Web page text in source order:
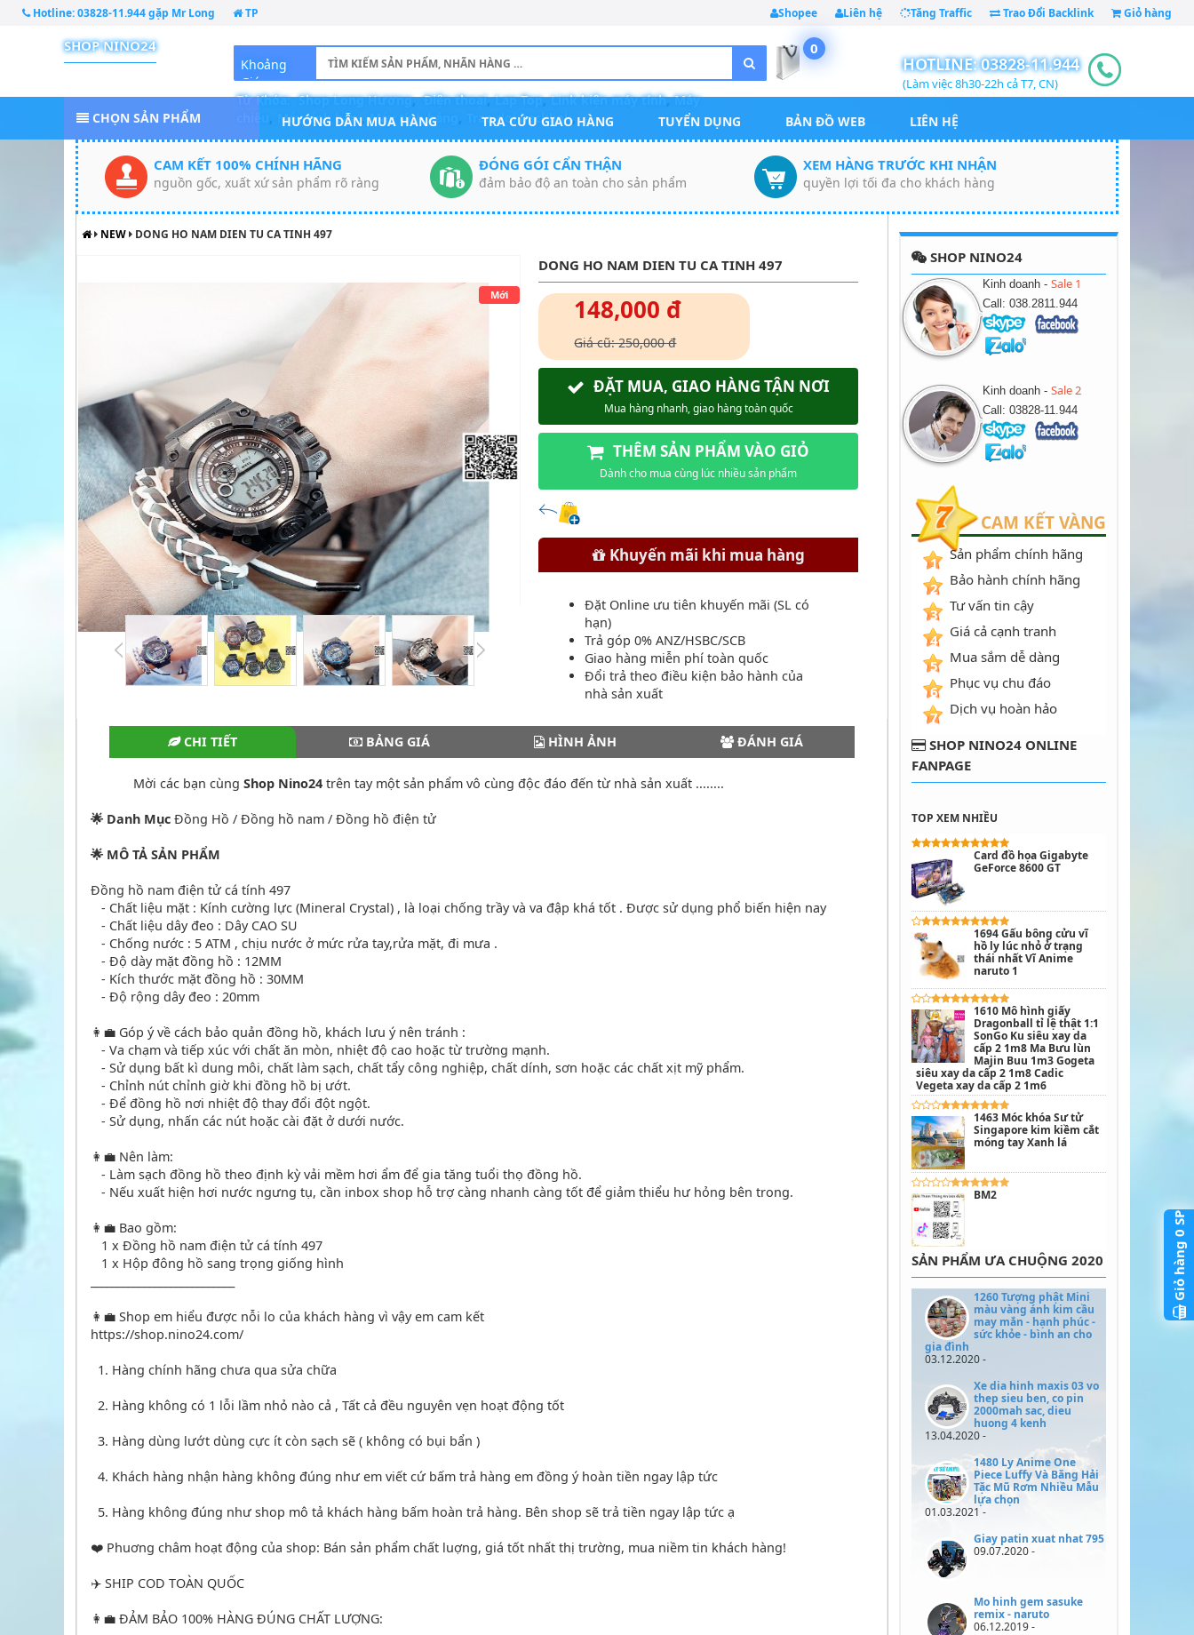
Hotline:03828-11.944 gặp Mr Long TP Giỏ hàng
Trao Đổi Backlink
Tăng Traffic
Liên hệ
Shopee
SHOP NINO24
Khoảng
Giá
Từ Khóa: Shop Long Hương, Điện thoại, Lap Top, Link kiện máy tính, Máy
Máy tính bàn, Máy tính bảng Trao doi backlink,
0
HOTLINE:03828-11.944
(Làm việc 8h30-22h cả T7, CN)
CHỌN SẢN PHẨM HƯỚNG DẪN MUA HÀNG TRA CỨU GIAO HÀNG TUYỂN DỤNG BẢN ĐỒ WEB LIÊN HỆ
CAM KẾT 100% CHÍNH HÃNG
nguồn gốc, xuất xứ sản phẩm rõ ràng
ĐÓNG GÓI CẨN THẬN
đảm bảo độ an toàn cho sản phẩm
XEM HÀNG TRƯỚC KHI NHẬN
quyền lợi tối đa cho khách hàng
NEW DONG HO NAM DIEN TU CA TINH 497
Mới
DONG HO NAM DIEN TU CA TINH 497
148,000 đ
Giá cũ: 250,000 đ
ĐẶT MUA, GIAO HÀNG TẬN NƠI
Mua hàng nhanh, giao hàng toàn quốc
THÊM SẢN PHẨM VÀO GIỎ
Dành cho mua cùng lúc nhiều sản phẩm
Khuyến mãi khi mua hàng
Đặt Online ưu tiên khuyến mãi (SL có
hạn)
Trả góp 0% ANZ/HSBC/SCB
Giao hàng miễn phí toàn quốc
Đổi trả theo điều kiện bảo hành của
nhà sản xuất
CHI TIẾT BẢNG GIÁ HÌNH ẢNH ĐÁNH GIÁ
Mời các bạn cùngShop Nino24 trên tay một sản phẩm vô cùng độc đáo đến từ nhà sản xuất ........
🌟 Danh Mục Đồng Hồ / Đồng hồ nam / Đồng hồ điện tử
🌟 MÔ TẢ SẢN PHẨM
Đồng hồ nam điện tử cá tính 497
- Chất liệu mặt : Kính cường lực (Mineral Crystal) , là loại chống trầy và va đập khá tốt . Được sử dụng phổ biến hiện nay
- Chất liệu dây đeo : Dây CAO SU
- Chống nước : 5 ATM , chịu nước ở mức rửa tay,rửa mặt, đi mưa .
- Độ dày mặt đồng hồ : 12MM
- Kích thước mặt đồng hồ : 30MM
- Độ rộng dây đeo : 20mm
👩‍💼 Góp ý về cách bảo quản đồng hồ, khách lưu ý nên tránh :
- Va chạm và tiếp xúc với chất ăn mòn, nhiệt độ cao hoặc từ trường mạnh.
- Sử dụng bất kì dung môi, chất làm sạch, chất tẩy công nghiệp, chất dính, sơn hoặc các chất xịt mỹ phẩm.
- Chỉnh nút chỉnh giờ khi đồng hồ bị ướt.
- Để đồng hồ nơi nhiệt độ thay đổi đột ngột.
- Sử dụng, nhấn các nút hoặc cài đặt ở dưới nước.
👩‍💼 Nên làm:
- Làm sạch đồng hồ theo định kỳ vải mềm hơi ẩm để gia tăng tuổi thọ đồng hồ.
- Nếu xuất hiện hơi nước ngưng tụ, cần inbox shop hỗ trợ càng nhanh càng tốt để giảm thiểu hư hỏng bên trong.
👩‍💼 Bao gồm:
1 x Đồng hồ nam điện tử cá tính 497
1 x Hộp đông hồ sang trọng giống hình
👩‍💼 Shop em hiểu được nỗi lo của khách hàng vì vậy em cam kết
https://shop.nino24.com/
1. Hàng chính hãng chưa qua sửa chữa
2. Hàng không có 1 lỗi lầm nhỏ nào cả , Tất cả đều nguyên vẹn hoạt động tốt
3. Hàng dùng lướt dùng cực ít còn sạch sẽ ( không có bụi bẩn )
4. Khách hàng nhận hàng không đúng như em viết cứ bấm trả hàng em đồng ý hoàn tiền ngay lập tức
5. Hàng không đúng như shop mô tả khách hàng bấm hoàn trả hàng. Bên shop sẽ trả tiền ngay lập tức ạ
❤️ Phuơng châm hoạt động của shop: Bán sản phẩm chất luợng, giá tốt nhất thị trường, mua niềm tin khách hàng!
✈️ SHIP COD TOÀN QUỐC
👩‍💼 ĐẢM BẢO 100% HÀNG ĐÚNG CHẤT LƯỢNG:
SHOP NINO24
Kinh doanh - Sale 1
Call: 038.2811.944
Kinh doanh - Sale 2
Call: 03828-11.944
CAM KẾT VÀNG
1
Sản phẩm chính hãng
2
Bảo hành chính hãng
3
Tư vấn tin cậy
4
Giá cả cạnh tranh
5
Mua sắm dễ dàng
6
Phục vụ chu đáo
7
Dịch vụ hoàn hảo
SHOP NINO24 ONLINE
FANPAGE
TOP XEM NHIỀU
Card đồ họa Gigabyte
GeForce 8600 GT
1694 Gấu bông cửu vĩ
hồ ly lúc nhỏ ở trạng
thái nhất Vĩ Anime
naruto 1
1610 Mô hình giấy
Dragonball tỉ lệ thật 1:1
SonGo Ku siêu xay da
cấp 2 1m8 Ma Bưu lùn
Majin Buu 1m3 Gogeta
siêu xay da cấp 2 1m8 Cadic
Vegeta xay da cấp 2 1m6
1463 Móc khóa Sư tử
Singapore kim kiềm cắt
móng tay Xanh lá
BM2
SẢN PHẨM ƯA CHUỘNG 2020
1260 Tượng phật Mini
màu vàng ánh kim cầu
may mắn - hạnh phúc -
sức khỏe - bình an cho
gia đình
03.12.2020 -
Xe dia hinh maxis 03 vo
thep sieu ben, co pin
2000mah sac, dieu
huong 4 kenh
13.04.2020 -
1480 Ly Anime One
Piece Luffy Và Băng Hải
Tặc Mũ Rơm Nhiều Mẫu
lựa chọn
01.03.2021 -
Giay patin xuat nhat 795
09.07.2020 -
Mo hinh gem sasuke
remix - naruto
06.12.2019 -
Giỏ hàng
0
SP